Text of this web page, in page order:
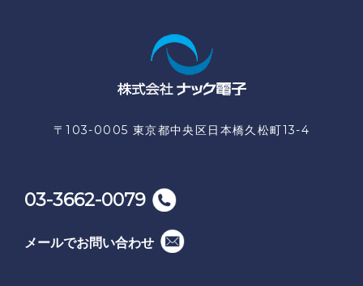
〒103-0005 東京都中央区日本橋久松町13-4
03-3662-0079
メールでお問い合わせ